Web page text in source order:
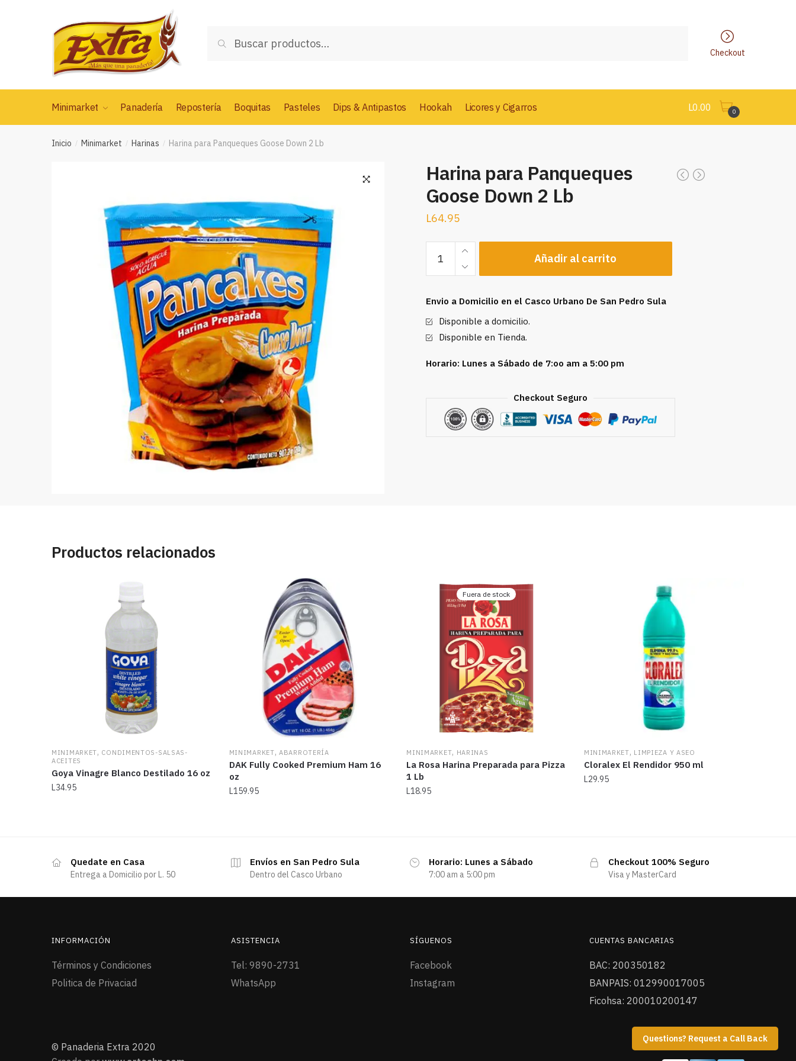
por:
Buscar
Checkout
Minimarket Panadería Repostería Boquitas Pasteles Dips & Antipastos Hookah Licores y Cigarros L0.00 0
Inicio / Minimarket / Harinas / Harina para Panqueques Goose Down 2 Lb
Harina para Panqueques
Goose Down 2 Lb
L64.95
para
Panqueques
Down
2
Lb
Añadir al carrito
Envio a Domicilio en el Casco Urbano De San Pedro Sula
Disponible a domicilio.
Disponible en Tienda.
Horario: Lunes a Sábado de 7:oo am a 5:00 pm
Checkout Seguro
Questions? Request a Call Back
Productos relacionados
MINIMARKET, CONDIMENTOS-SALSAS-
ACEITES
Goya Vinagre Blanco Destilado 16 oz
L34.95
MINIMARKET,ABARROTERÍA
DAK Fully Cooked Premium Ham 16
oz
L159.95
Fuera de stock
MINIMARKET, HARINAS
La Rosa Harina Preparada para Pizza
1 Lb
L18.95
MINIMARKET, LIMPIEZA Y ASEO
Cloralex El Rendidor 950 ml
L29.95
Quedate en Casa
Entrega a Domicilio por L. 50
Envíos en San Pedro Sula
Dentro del Casco Urbano
Horario: Lunes a Sábado
7:00 am a 5:00 pm
Checkout 100% Seguro
Visa y MasterCard
INFORMACIÓN
Términos y Condiciones
Politica de Privaciad
ASISTENCIA
Tel: 9890-2731
WhatsApp
SÍGUENOS
Facebook
Instagram
CUENTAS BANCARIAS
BAC: 200350182
BANPAIS: 012990017005
Ficohsa: 200010200147
© Panaderia Extra 2020